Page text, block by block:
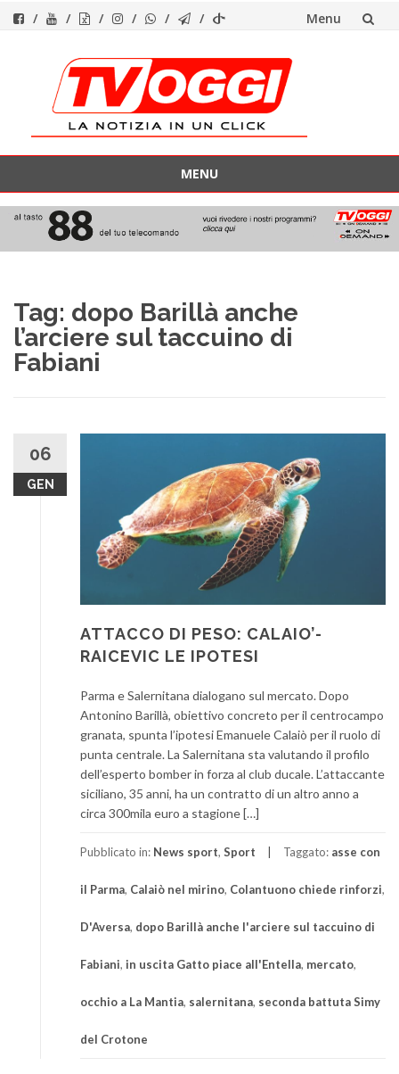
Menu
contenuto
MENU
contenuto
Tag: dopo Barillà anche
l’arciere sul taccuino di
Fabiani
06
GEN
ATTACCO DI PESO: CALAIO’-
RAICEVIC LE IPOTESI
Parma e Salernitana dialogano sul mercato. Dopo
Antonino Barillà, obiettivo concreto per il centrocampo
granata, spunta l’ipotesi Emanuele Calaiò per il ruolo di
punta centrale. La Salernitana sta valutando il profilo
dell’esperto bomber in forza al club ducale. L’attaccante
siciliano, 35 anni, ha un contratto di un altro anno a
circa 300mila euro a stagione […]
Pubblicato in: News sport, Sport Taggato: asse con
il Parma, Calaiò nel mirino, Colantuono chiede rinforzi,
D'Aversa, dopo Barillà anche l'arciere sul taccuino di
Fabiani, in uscita Gatto piace all'Entella, mercato,
occhio a La Mantia, salernitana, seconda battuta Simy
del Crotone